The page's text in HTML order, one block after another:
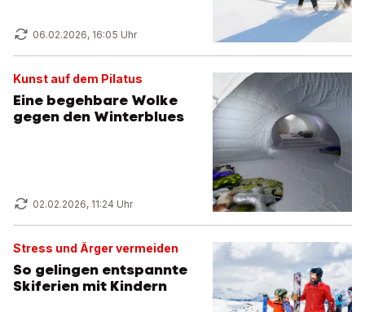
06.02.2026, 16:05 Uhr
Kunst auf dem Pilatus
Eine begehbare Wolke
gegen den Winterblues
02.02.2026, 11:24 Uhr
Stress und Ärger vermeiden
So gelingen entspannte
Skiferien mit Kindern